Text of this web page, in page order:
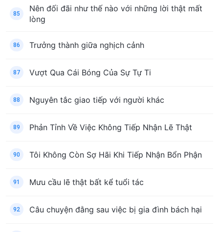
85
Nên đối đãi như thế nào với những lời thật mất
lòng
86 Trưởng thành giữa nghịch cảnh
87 Vượt Qua Cái Bóng Của Sự Tự Ti
88 Nguyên tắc giao tiếp với người khác
89 Phản Tỉnh Về Việc Không Tiếp Nhận Lẽ Thật
90 Tôi Không Còn Sợ Hãi Khi Tiếp Nhận Bổn Phận
91 Mưu cầu lẽ thật bất kể tuổi tác
92 Câu chuyện đằng sau việc bị gia đình bách hại